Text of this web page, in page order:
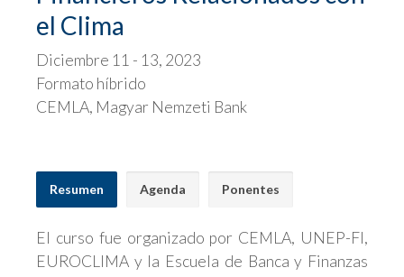
el Clima
Diciembre 11 - 13, 2023
Formato híbrido
CEMLA, Magyar Nemzeti Bank
Resumen Agenda Ponentes
El curso fue organizado por CEMLA, UNEP-FI,
EUROCLIMA y la Escuela de Banca y Finanzas